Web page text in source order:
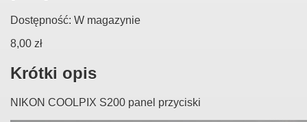
Dostępność: W magazynie
8,00 zł
Krótki opis
NIKON COOLPIX S200 panel przyciski